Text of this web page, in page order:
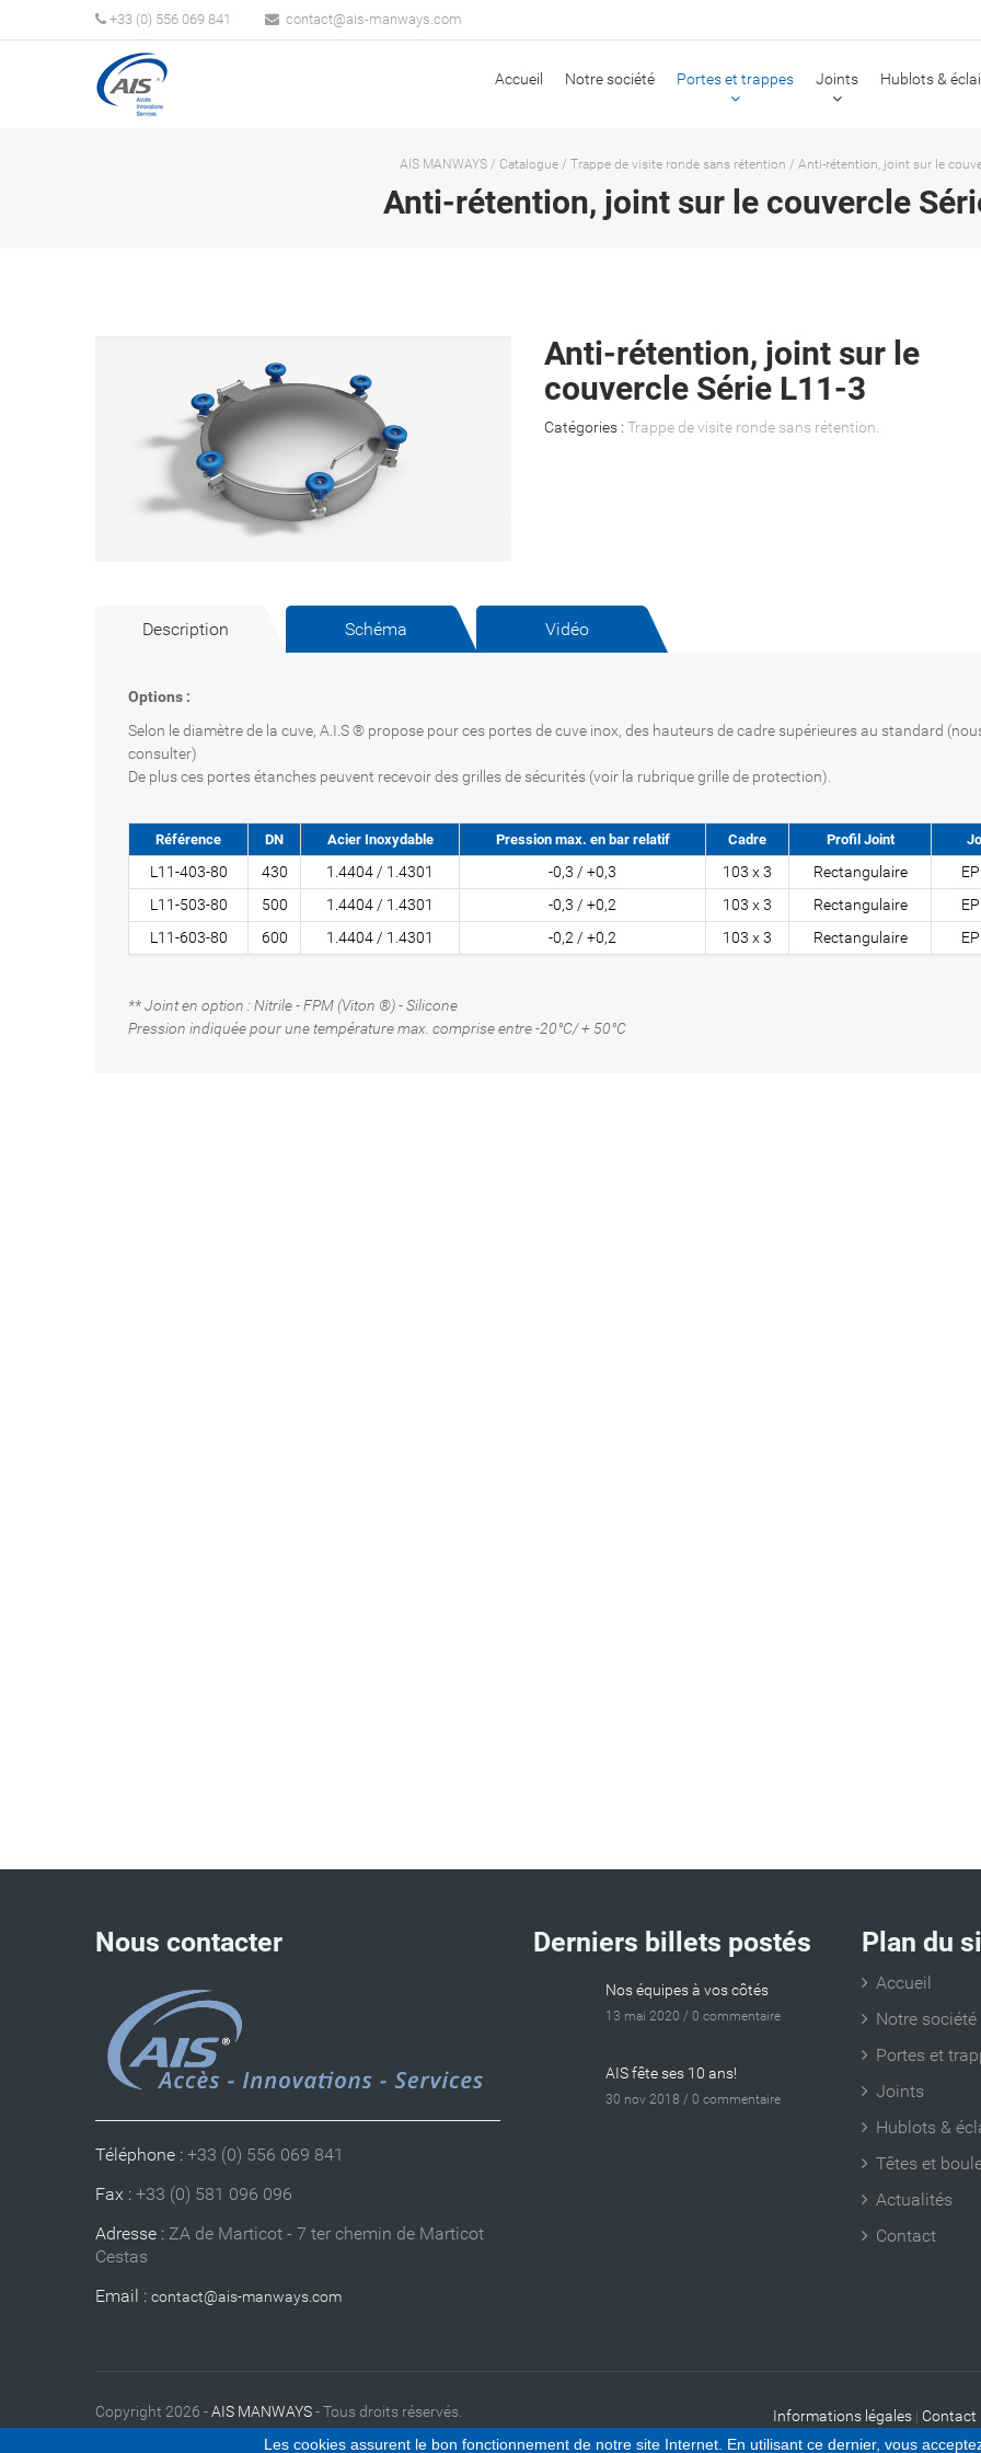
+33 (0) 556 069 841
Accueil Notre société Portes et trappes Joints Hublots &
AIS MANWAYS / Catalogue / Trappe de visite ronde sans rétention / Anti-rétention, joint sur le
Anti-rétention, joint sur le couvercle
Anti-rétention, joint sur le
couvercle Série L11-3
Catégories : Trappe de visite ronde sans rétention
Description Schéma Vidéo
Options :
Selon le diamètre de la cuve, A.I.S ® propose pour ces portes de cuve inox, des hauteurs de cadre supérieures au standard
consulter)
De plus ces portes étanches peuvent recevoir des grilles de sécurités (voir la rubrique grille de protection).
Référence DN Acier Inoxydable Pression max. en bar relatif Cadre Profil Joint
L11-403-80 430 1.4404 / 1.4301 -0,3 / +0,3 103 x 3 Rectangulaire
L11-503-80
500 1.4404 / 1.4301 -0,3 / +0,2 103 x 3 Rectangulaire
L11-603-80
600 1.4404 / 1.4301 -0,2 / +0,2 103 x 3 Rectangulaire
** Joint en option : Nitrile - FPM (Viton ®) - Silicone
Pression indiquée pour une température max. comprise entre -20°C/ + 50°C
Nous contacter
Téléphone : +33 (0) 556 069 841
Fax : +33 (0) 581 096 096
Adresse : ZA de Marticot - 7 ter chemin de Marticot
Cestas
Email :
Derniers billets postés
Nos équipes à vos côtés
13 mai 2020 / 0 commentaire
AIS fête ses 10 ans!
30 nov 2018 / 0 commentaire
Plan du
Accueil
Notre société
Portes et
Joints
Hublots &
Têtes et
Actualités
Contact
Copyright 2026 -AIS MANWAYS- Tous droits réservés. Informations légales | Contact
Les cookies assurent le bon fonctionnement de notre site Internet. En utilisant ce dernier, vous